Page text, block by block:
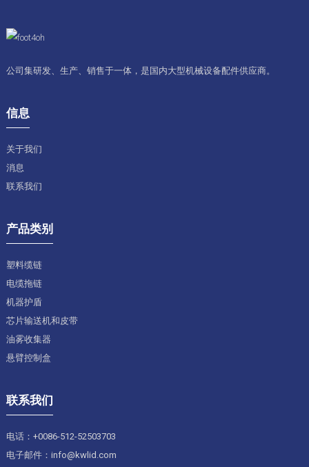
公司集研发、生产、销售于一体，是国内大型机械设备配件供应商。
信息
关于我们
消息
联系我们
产品类别
塑料缆链
电缆拖链
机器护盾
芯片输送机和皮带
油雾收集器
悬臂控制盒
联系我们
电话：+0086-512-52503703
电子邮件：info@kwlid.com